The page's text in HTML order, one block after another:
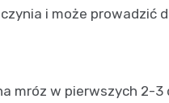
i może prowadzić
mróz w pierwszych 2-